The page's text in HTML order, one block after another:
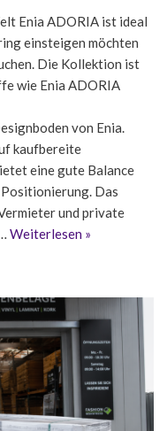
Enia ADORIA ist ideal
einsteigen möchten
Die Kollektion ist
wie Enia ADORIA
von Enia.
kaufbereite
eine gute Balance
Das
und private
Weiterlesen »